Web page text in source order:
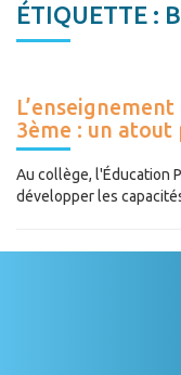
ÉTIQUETTE :
3ème : un atout
Au collège, l'Éducation
développer les